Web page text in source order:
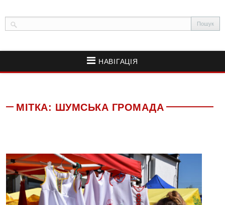
НАВІГАЦІЯ
МІТКА: ШУМСЬКА ГРОМАДА